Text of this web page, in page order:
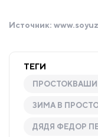
Источник:
ТЕГИ
ЗИМА В
ДЯДЯ ФЕДОР